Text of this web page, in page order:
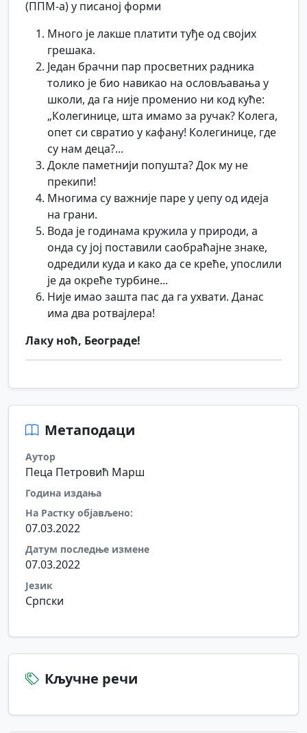
(ППМ-а) у писаној форми
Много је лакше платити туђе од својих
грешака.
Један брачни пар просветних радника
толико је био навикао на ословљавања у
школи, да га није променио ни код куће:
„Колегинице, шта имамо за ручак? Колега,
опет си свратио у кафану! Колегинице, где
су нам деца?...
Докле паметнији попушта? Док му не
прекипи!
Многима су важније паре у џепу од идеја
на грани.
Вода је годинама кружила у природи, а
онда су јој поставили саобраћајне знаке,
одредили куда и како да се креће, упослили
је да окреће турбине...
Није имао зашта пас да га ухвати. Данас
има два ротвајлера!
Лаку ноћ, Београде!
Метаподаци
Аутор
Пеца Петровић Марш
Година издања
На Растку објављено:
07.03.2022
Датум последње измене
07.03.2022
Језик
Српски
Кључне речи